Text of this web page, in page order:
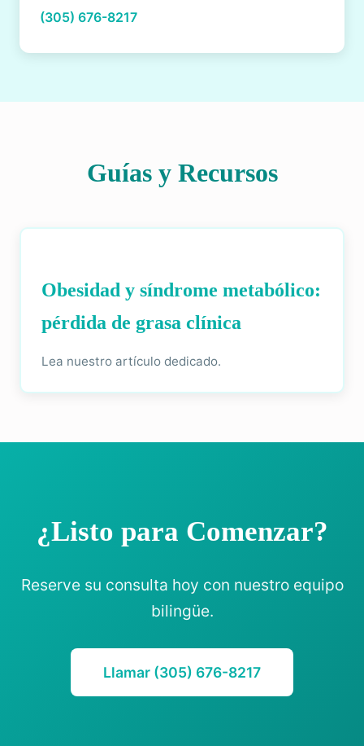
(305) 676-8217
Guías y Recursos
Obesidad y síndrome metabólico:
pérdida de grasa clínica
Lea nuestro artículo dedicado.
¿Listo para Comenzar?
Reserve su consulta hoy con nuestro equipo
bilingüe.
Llamar (305) 676-8217